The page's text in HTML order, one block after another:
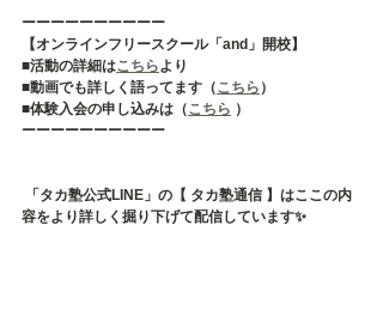
ーーーーーーーーーー
【オンラインフリースクール「and」開校】
■活動の詳細はこちらより
■動画でも詳しく語ってます（こちら ）
■体験入会の申し込みは（こちら ）
ーーーーーーーーーー
容をより詳しく掘り下げて配信しています✨